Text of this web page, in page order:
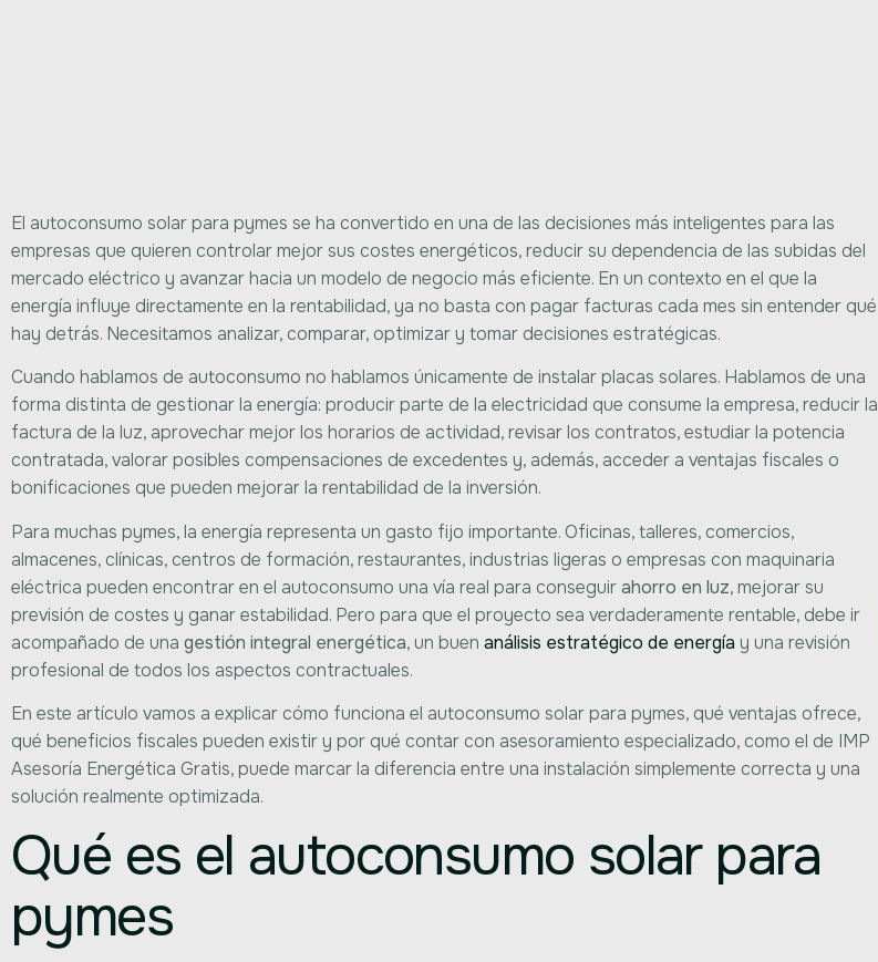
El autoconsumo solar para pymes se ha convertido en una de las decisiones más inteligentes para las
empresas que quieren controlar mejor sus costes energéticos, reducir su dependencia de las subidas del
mercado eléctrico y avanzar hacia un modelo de negocio más eficiente. En un contexto en el que la
energía influye directamente en la rentabilidad, ya no basta con pagar facturas cada mes sin entender qué
hay detrás. Necesitamos analizar, comparar, optimizar y tomar decisiones estratégicas.
Cuando hablamos de autoconsumo no hablamos únicamente de instalar placas solares. Hablamos de una
forma distinta de gestionar la energía: producir parte de la electricidad que consume la empresa, reducir la
factura de la luz, aprovechar mejor los horarios de actividad, revisar los contratos, estudiar la potencia
contratada, valorar posibles compensaciones de excedentes y, además, acceder a ventajas fiscales o
bonificaciones que pueden mejorar la rentabilidad de la inversión.
Para muchas pymes, la energía representa un gasto fijo importante. Oficinas, talleres, comercios,
almacenes, clínicas, centros de formación, restaurantes, industrias ligeras o empresas con maquinaria
eléctrica pueden encontrar en el autoconsumo una vía real para conseguirahorro en luz, mejorar su
previsión de costes y ganar estabilidad. Pero para que el proyecto sea verdaderamente rentable, debe ir
acompañado de una gestión integral energética, un buen análisis estratégico de energía y una revisión
profesional de todos los aspectos contractuales.
En este artículo vamos a explicar cómo funciona el autoconsumo solar para pymes, qué ventajas ofrece,
qué beneficios fiscales pueden existir y por qué contar con asesoramiento especializado, como el de IMP
Asesoría Energética Gratis, puede marcar la diferencia entre una instalación simplemente correcta y una
solución realmente optimizada.
Qué es el autoconsumo solar para
pymes